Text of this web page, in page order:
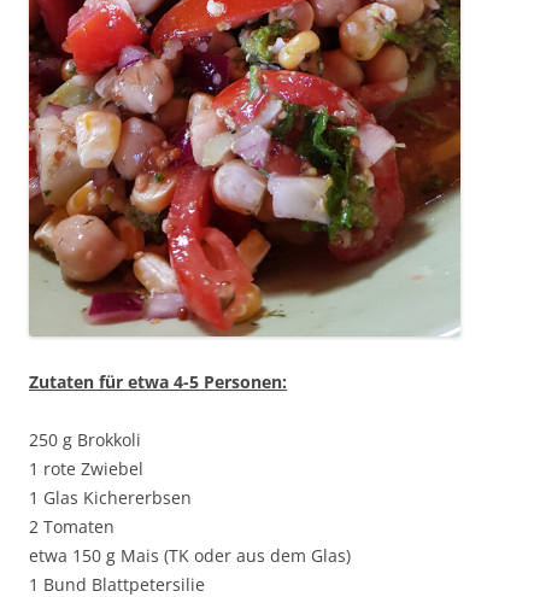
Zutaten für etwa 4-5 Personen:
250 g Brokkoli
1 rote Zwiebel
1 Glas Kichererbsen
2 Tomaten
etwa 150 g Mais (TK oder aus dem Glas)
1 Bund Blattpetersilie